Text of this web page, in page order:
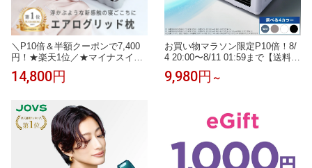
＼P10倍＆半額クーポンで7,400
円！★楽天1位／★マイナスイオ
ン★枕 枕カバー付 エアログリッ
ド枕 洗える 通気性抜群 ジェル T
首 首こり いびき予防防止 誕生日
父の日 プレゼント ギフト 健康グ
14,800円
お買い物マラソン限定P10倍！8/
4 20:00〜8/11 01:59まで【送料無
料】ここひえR82026年最新モデ
ル 正規品 ショップジャパン公式
9,980円 ～